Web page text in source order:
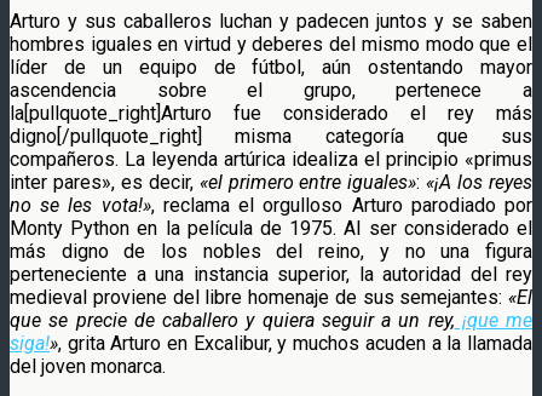
Arturo y sus caballeros luchan y padecen juntos y se saben
hombres iguales en virtud y deberes del mismo modo que el
líder de un equipo de fútbol, aún ostentando mayor
ascendencia sobre el grupo, pertenece a
la[pullquote_right]Arturo fue considerado el rey más
digno[/pullquote_right] misma categoría que sus
compañeros. La leyenda artúrica idealiza el principio «primus
inter pares», es decir,«el primero entre iguales»:«¡A los reyes
no se les vota!», reclama el orgulloso Arturo parodiado por
Monty Python en la película de 1975. Al ser considerado el
más digno de los nobles del reino, y no una figura
perteneciente a una instancia superior, la autoridad del rey
medieval proviene del libre homenaje de sus semejantes: «El
que se precie de caballero y quiera seguir a un rey, ¡que me
siga!», grita Arturo en Excalibur, y muchos acuden a la llamada
del joven monarca.